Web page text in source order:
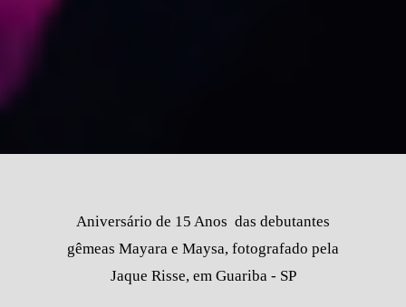
Aniversário de 15 Anos das debutantes
gêmeas Mayara e Maysa, fotografado pela
Jaque Risse, em Guariba - SP